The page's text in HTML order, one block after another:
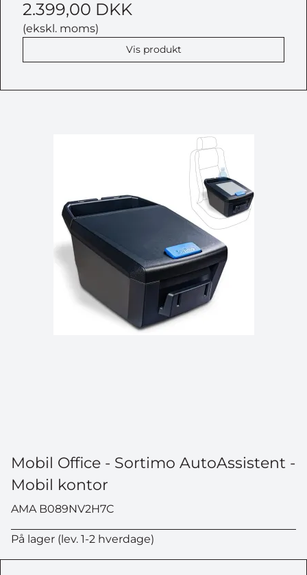
2.399,00 DKK
(ekskl. moms)
Vis produkt
Mobil Office - Sortimo AutoAssistent -
Mobil kontor
AMA B089NV2H7C
På lager (lev. 1-2 hverdage)